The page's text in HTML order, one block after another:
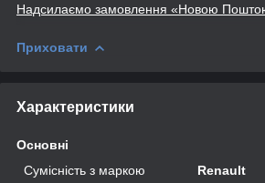
Надсилаємо замовлення «Новою
Приховати
Характеристики
Основні
Сумісність з маркою
Renault